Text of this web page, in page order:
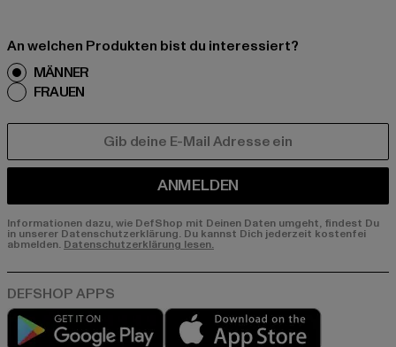
An welchen Produkten bist du interessiert?
MÄNNER
FRAUEN
ANMELDEN
Informationen dazu, wie DefShop mit Deinen Daten umgeht, findest Du
in unserer Datenschutzerklärung. Du kannst Dich jederzeit kostenfei
abmelden. Datenschutzerklärung lesen.
Play market